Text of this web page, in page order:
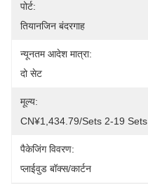
पोर्ट:
तियानजिन बंदरगाह
न्यूनतम आदेश मात्रा:
दो सेट
मूल्य:
CN¥1,434.79/sets 2-19 Sets
पैकेजिंग विवरण:
प्लाईवुड बॉक्स/कार्टन